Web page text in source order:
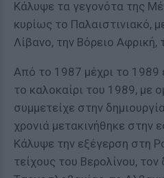
Κάλυψε τα γεγονότα της
κυρίως το Παλαιστινιακό,
Λίβανο, την Βόρειο Αφρική,
Από το 1987 μέχρι το 1989
το καλοκαίρι του 1989, με
συμμετείχε στην
χρονιά μετακινήθηκε στην
Κάλυψε την εξέγερση στη
τείχους του Βερολίνου, τον